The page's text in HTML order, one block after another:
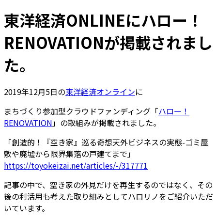
東洋経済ONLINEにハロー！
RENOVATIONが掲載されまし
た。
2019年12月5日の東洋経済オンラインに
まちづくり参加型クラウドファンディング「ハロー！
RENOVATION」の取組みが掲載されました。
「創造的！『空き家』巡る奇想天外ビジネスの実態-ゴミ屋
敷や廃墟から限界集落の戸建てまで」
https://toyokeizai.net/articles/-/317771
記事の中で、空き家の外見だけを再生するのではなく、その
後の利活用も考えた取り組みとしてハロリノをご紹介いただ
いています。